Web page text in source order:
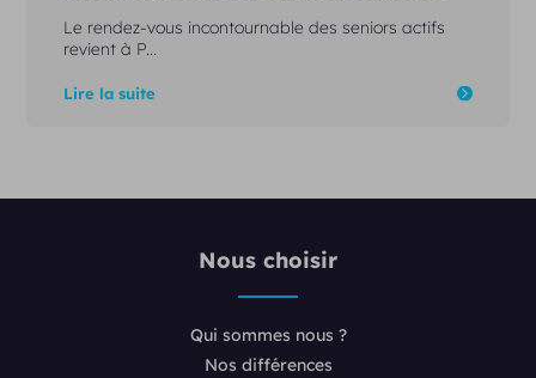
Le rendez-vous incontournable des seniors actifs
revient à P...
Lire la suite
Nous choisir
Qui sommes nous ?
Nos différences